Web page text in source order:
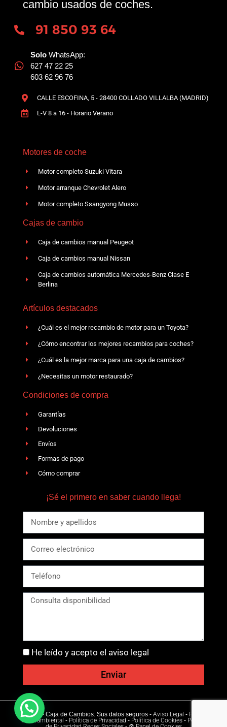
cambio usados de coches.
91 850 93 64
Solo WhatsApp:
627 47 22 25
603 62 96 76
CALLE ESCOFINA, 5 - 28400 COLLADO VILLALBA (MADRID)
L-V 8 a 16 - Horario Verano
Motores de coche
Motor completo Suzuki Vitara
Motor arranque Chevrolet Alero
Motor completo Ssangyong Musso
Cajas de cambio
Caja de cambios manual Peugeot
Caja de cambios manual Nissan
Caja de cambios automática Mercedes-Benz Clase E
Berlina
Artículos destacados
¿Cuál es el mejor recambio de motor para un Toyota?
¿Cómo encontrar los mejores recambios para coches?
¿Cuál es la mejor marca para una caja de cambios?
¿Necesitas un motor restaurado?
Condiciones de compra
Garantías
Devoluciones
Envíos
Formas de pago
Cómo comprar
¡Sé el primero en saber cuando llega!
He leído y acepto el aviso legal
Enviar
Ⓒ 2026 - Caja de Cambios. Sus datos seguros - Aviso Legal - Política
Medioambiental - Política de Privacidad - Política de Cookies- Política